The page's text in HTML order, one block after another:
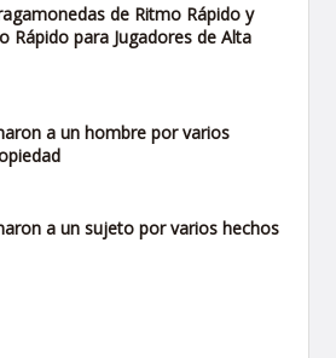
de Ritmo Rápido y
Rápido para Jugadores de Alta
a un hombre por varios
a un sujeto por varios hechos